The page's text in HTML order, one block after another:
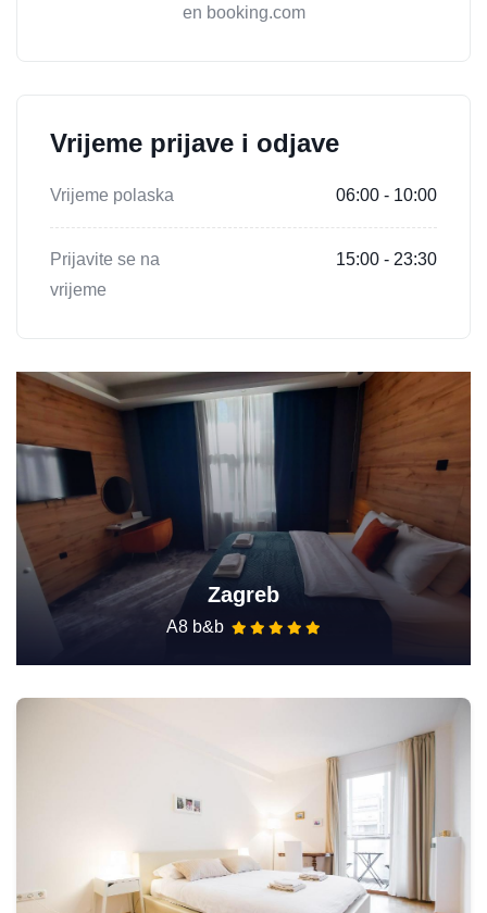
en booking.com
Vrijeme prijave i odjave
Vrijeme polaska 06:00 - 10:00
Prijavite se na
vrijeme
15:00 - 23:30
Zagreb
A8 b&b